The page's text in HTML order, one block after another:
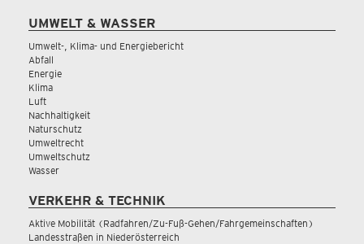
UMWELT & WASSER
Umwelt-, Klima- und Energiebericht
Abfall
Energie
Klima
Luft
Nachhaltigkeit
Naturschutz
Umweltrecht
Umweltschutz
Wasser
VERKEHR & TECHNIK
Aktive Mobilität (Radfahren/Zu-Fuß-Gehen/Fahrgemeinschaften)
Landesstraßen in Niederösterreich